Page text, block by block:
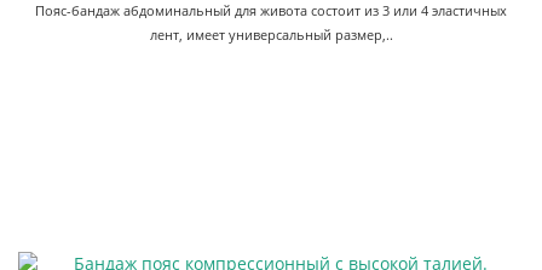
Пояс-бандаж абдоминальный для живота состоит из 3 или 4 эластичных
лент, имеет универсальный размер,..